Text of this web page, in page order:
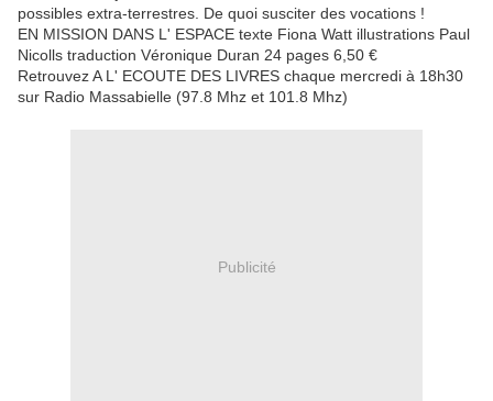
possibles extra-terrestres. De quoi susciter des vocations !
EN MISSION DANS L' ESPACE texte Fiona Watt illustrations Paul
Nicolls traduction Véronique Duran 24 pages 6,50 €
Retrouvez A L' ECOUTE DES LIVRES chaque mercredi à 18h30
sur Radio Massabielle (97.8 Mhz et 101.8 Mhz)
Publicité